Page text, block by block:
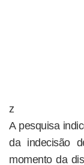
z
A pesquisa
da indecisão
momento da